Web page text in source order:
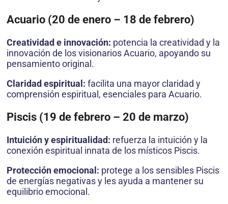
Acuario (20 de enero – 18 de febrero)
Creatividad e innovación: potencia la creatividad y la
innovación de los visionarios Acuario, apoyando su
pensamiento original.
Claridad espiritual: facilita una mayor claridad y
comprensión espiritual, esenciales para Acuario.
Piscis (19 de febrero – 20 de marzo)
Intuición y espiritualidad: refuerza la intuición y la
conexión espiritual innata de los místicos Piscis.
Protección emocional: protege a los sensibles Piscis
de energías negativas y les ayuda a mantener su
equilibrio emocional.